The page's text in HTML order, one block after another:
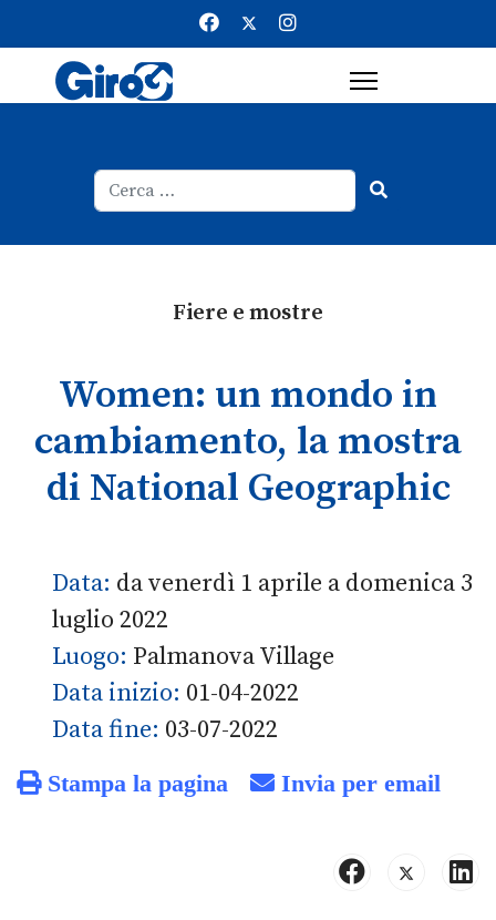
Fiere e mostre
Women: un mondo in
cambiamento, la mostra
di National Geographic
Data: da venerdì 1 aprile a domenica 3
luglio 2022
Luogo: Palmanova Village
Data inizio: 01-04-2022
Data fine: 03-07-2022
Stampa la pagina Invia per email